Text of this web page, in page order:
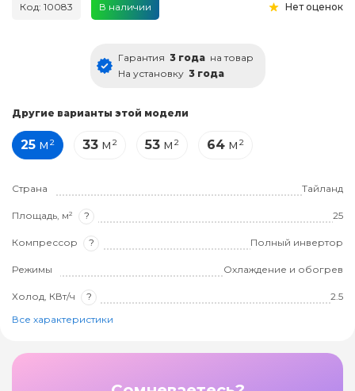
Код: 10083 В наличии Нет оценок
Гарантия 3 года на товар
На установку 3 года
Другие варианты этой модели
25 м² 33 м² 53 м² 64 м²
Страна Тайланд
Площадь, м² ? 25
Компрессор ? Полный инвертор
Режимы Охлаждение и обогрев
Холод, КВт/ч ?
2.5
Все характеристики